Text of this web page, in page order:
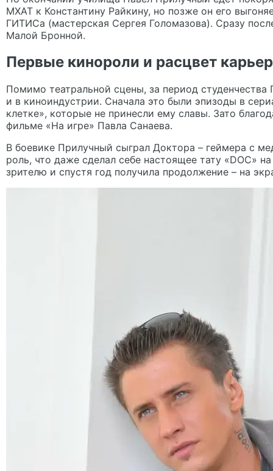
МХАТ к Константину Райкину, но позже он его
ГИТИСа (мастерская Сергея Голомазова). Сразу
Малой Бронной.
Первые кинороли и расцвет
Помимо театральной сцены, за период
и в киноиндустрии. Сначала это были эпизоды в
клетке», которые не принесли ему славы. Зато
фильме «На игре» Павла Санаева.
В боевике Прилучный сыграл Доктора – геймера с
роль, что даже сделал себе настоящее тату «DOC»
зрителю и спустя год получила продолжение – на